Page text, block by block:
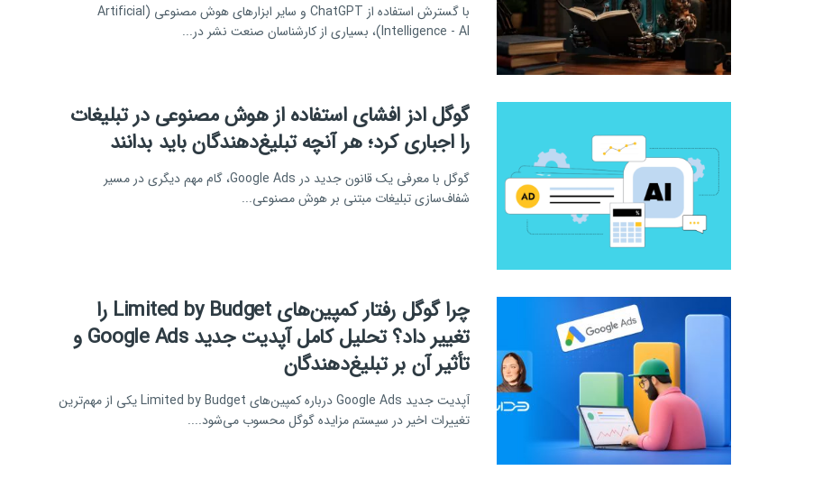
با گسترش استفاده از ChatGPT و سایر ابزارهای هوش مصنوعی (Artificial
Intelligence - AI)، بسیاری از کارشناسان صنعت نشر در...
گوگل ادز افشای استفاده از هوش مصنوعی در تبلیغات
را اجباری کرد؛ هر آنچه تبلیغ‌دهندگان باید بدانند
گوگل با معرفی یک قانون جدید در Google Ads، گام مهم دیگری در مسیر
شفاف‌سازی تبلیغات مبتنی بر هوش مصنوعی...
چرا گوگل رفتار کمپین‌های Limited by Budget را
تغییر داد؟ تحلیل کامل آپدیت جدید Google Ads و
تأثیر آن بر تبلیغ‌دهندگان
آپدیت جدید Google Ads درباره کمپین‌های Limited by Budget یکی از مهم‌ترین
تغییرات اخیر در سیستم مزایده گوگل محسوب می‌شود....